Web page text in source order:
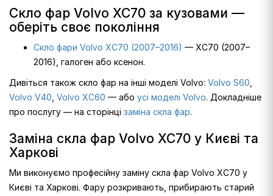
Скло фар Volvo XC70 за кузовами —
оберіть своє покоління
Скло фари Volvo XC70 (2007–2016) — XC70 (2007–
2016), галоген або ксенон.
Дивіться також скло фар на інші моделі Volvo: Volvo S60
Volvo V40 Volvo XC60 — або усі моделі Volvo. Докладніше
про послугу — на сторінці заміна скла фар.
Заміна скла фар Volvo XC70 у Києві та
Харкові
Ми виконуємо професійну заміну скла фар Volvo XC70 у
Києві та Харкові. Фару розкривають, прибирають старий